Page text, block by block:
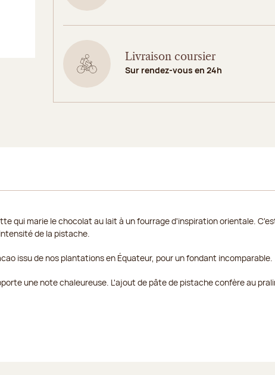
Livraison coursier
Sur rendez-vous en 24h
qui marie le chocolat au lait à un fourrage d'inspiration orientale.
de la pistache.
issu de nos plantations en Équateur, pour un fondant incomparable.
une note chaleureuse. L'ajout de pâte de pistache confère au